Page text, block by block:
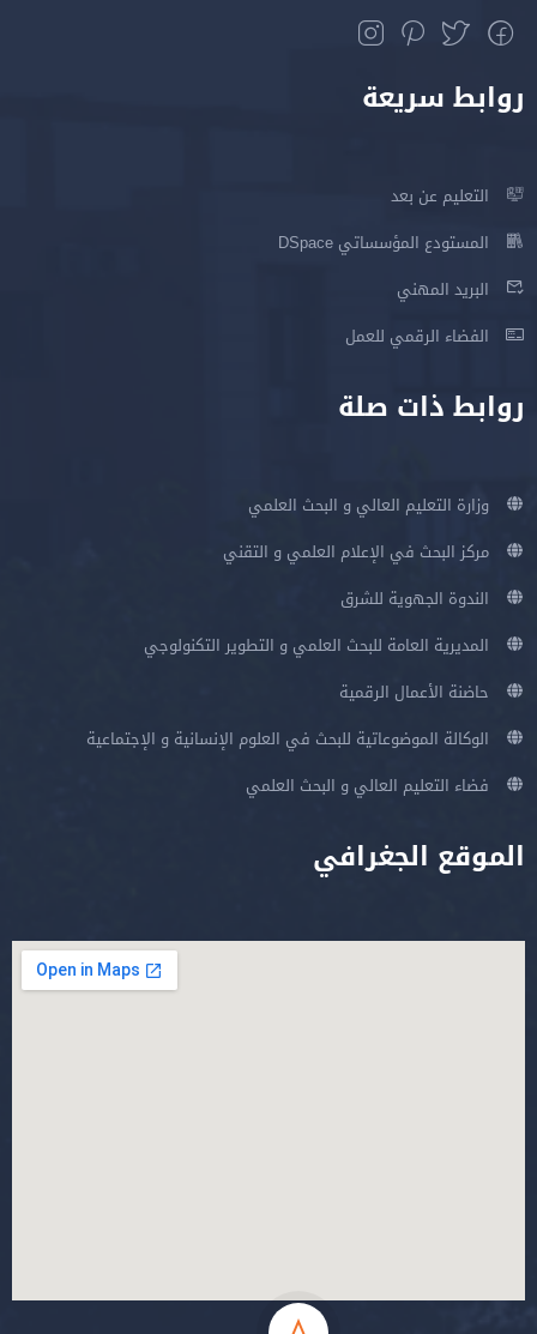
روابط سريعة
التعليم عن بعد
المستودع المؤسساتي DSpace
البريد المهني
الفضاء الرقمي للعمل
روابط ذات صلة
وزارة التعليم العالي و البحث العلمي
مركز البحث في الإعلام العلمي و التقني
الندوة الجهوية للشرق
المديرية العامة للبحث العلمي و التطوير التكنولوجي
حاضنة الأعمال الرقمية
الوكالة الموضوعاتية للبحث في العلوم الإنسانية و الإجتماعية
فضاء التعليم العالي و البحث العلمي
الموقع الجغرافي